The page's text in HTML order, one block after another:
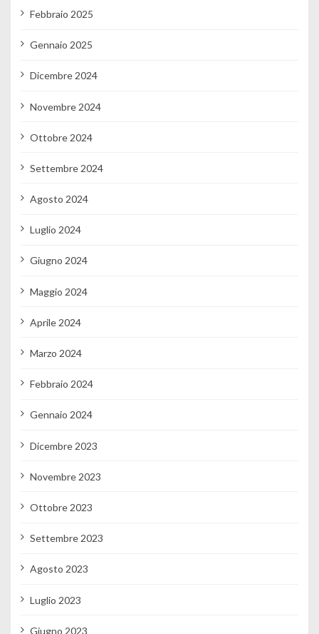
Febbraio 2025
Gennaio 2025
Dicembre 2024
Novembre 2024
Ottobre 2024
Settembre 2024
Agosto 2024
Luglio 2024
Giugno 2024
Maggio 2024
Aprile 2024
Marzo 2024
Febbraio 2024
Gennaio 2024
Dicembre 2023
Novembre 2023
Ottobre 2023
Settembre 2023
Agosto 2023
Luglio 2023
Giugno 2023